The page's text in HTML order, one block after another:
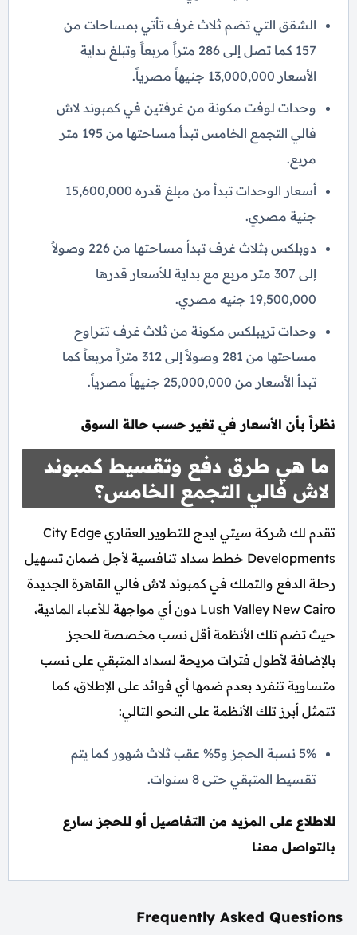
الشقق التي تضم ثلاث غرف تأتي بمساحات من
157 كما تصل إلى 286 متراً مربعاً وتبلغ بداية
الأسعار 13,000,000 جنيهاً مصرياً.
وحدات لوفت مكونة من غرفتين في كمبوند لاش
فالي التجمع الخامس تبدأ مساحتها من 195 متر
مربع.
أسعار الوحدات تبدأ من مبلغ قدره 15,600,000
جنية مصري.
دوبلكس بثلاث غرف تبدأ مساحتها من 226 وصولاً
إلى 307 متر مربع مع بداية للأسعار قدرها
19,500,000 جنيه مصري.
وحدات تريبلكس مكونة من ثلاث غرف تتراوح
مساحتها من 281 وصولاً إلى 312 متراً مربعاً كما
تبدأ الأسعار من 25,000,000 جنيهاً مصرياً.
نظراً بأن الأسعار في تغير حسب حالة السوق
ما هي طرق دفع وتقسيط كمبوند
لاش فالي التجمع الخامس؟
تقدم لك شركة سيتي ايدج للتطوير العقاري City Edge
Developments خطط سداد تنافسية لأجل ضمان تسهيل
رحلة الدفع والتملك في كمبوند لاش فالي القاهرة الجديدة
Lush Valley New Cairo دون أي مواجهة للأعباء المادية،
حيث تضم تلك الأنظمة أقل نسب مخصصة للحجز
بالإضافة لأطول فترات مريحة لسداد المتبقي على نسب
متساوية تنفرد بعدم ضمها أي فوائد على الإطلاق، كما
تتمثل أبرز تلك الأنظمة على النحو التالي:
5% نسبة الحجز و5% عقب ثلاث شهور كما يتم
تقسيط المتبقي حتى 8 سنوات.
للاطلاع على المزيد من التفاصيل أو للحجز سارع
بالتواصل معنا
Frequently Asked Questions